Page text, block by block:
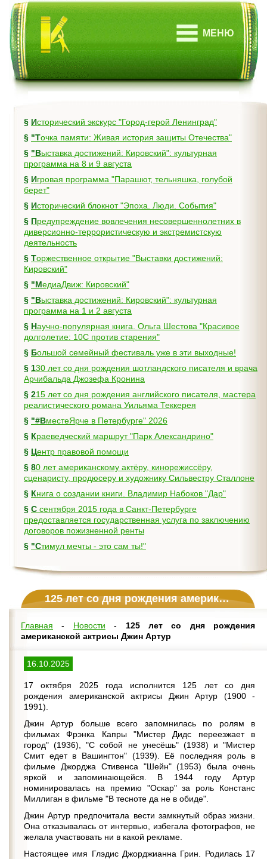
МЕНЮ
§
Исторический экскурс "Город-герой Ленинград"
§
"Точка памяти: Живая история защиты Отечества"
§ "Выставка достижений: Кировский": культурная
программа на 8 и 9 августа
§ Игровая программа "Парашют, тельняшка, голубой
берет"
§
Исторический блокнот "Эпоха. Люди. События"
§ Предупреждение вовлечения несовершеннолетних в
диверсионно-террористическую и экстремистскую
деятельность
§ Торжественное открытие "Выставки достижений:
Кировский"
§
"МедиаДвиж: Кировский"
§ "Выставка достижений: Кировский": культурная
программа на 1 и 2 августа
§ Научно-популярная книга. Ольга Шестова "Красивое
долголетие: 10C против старения"
§
Большой семейный фестиваль уже в эти выходные!
§ 130 лет со дня рождения шотландского писателя и врача
Арчибальда Джозефа Кронина
§ 215 лет со дня рождения английского писателя, мастера
реалистического романа Уильяма Теккерея
§
"#ВместеЯрче в Петербурге" 2026
§
Краеведческий маршрут "Парк Александрино"
§
Центр правовой помощи
§ 80 лет американскому актёру, кинорежиссёру,
сценаристу, продюсеру и художнику Сильвестру Сталлоне
§
Книга о создании книги. Владимир Набоков "Дар"
§ С сентября 2015 года в Санкт-Петербурге
предоставляется государственная услуга по заключению
договоров пожизненной ренты
§
"Стимул мечты - это сам ты!"
125 лет со дня рождения американской актрисы Джин Артур
Главная - Новости - 125 лет со дня рождения
американской актрисы Джин Артур
16.10.2025
17 октября 2025 года исполнится 125 лет со дня
рождения американской актрисы Джин Артур (1900 -
1991).
Джин Артур больше всего запомнилась по ролям в
фильмах Фрэнка Капры "Мистер Дидс переезжает в
город" (1936), "С собой не унесёшь" (1938) и "Мистер
Смит едет в Вашингтон" (1939). Её последняя роль в
фильме Джорджа Стивенса "Шейн" (1953) была очень
яркой и запоминающейся. В 1944 году Артур
номинировалась на премию "Оскар" за роль Констанс
Миллиган в фильме "В тесноте да не в обиде".
Джин Артур предпочитала вести замкнутый образ жизни.
Она отказывалась от интервью, избегала фотографов, не
желала участвовать ни в какой рекламе.
Настоящее имя Глэдис Джорджианна Грин. Родилась 17